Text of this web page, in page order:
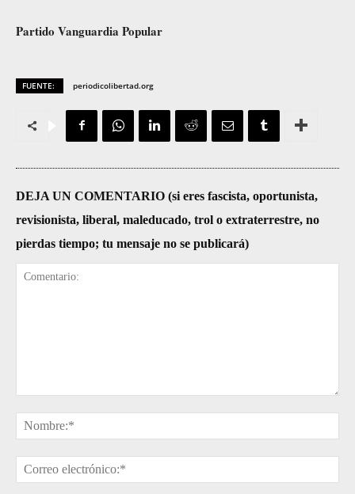
Partido Vanguardia Popular
FUENTE: periodicolibertad.org
DEJA UN COMENTARIO (si eres fascista, oportunista,
revisionista, liberal, maleducado, trol o extraterrestre, no
pierdas tiempo; tu mensaje no se publicará)